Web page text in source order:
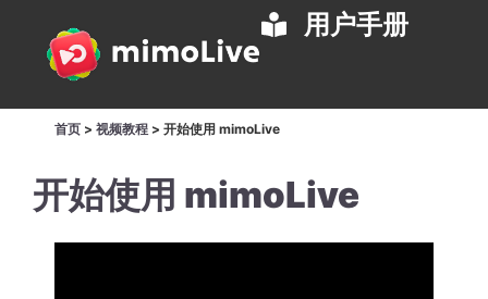
用户手册
首页 > 视频教程 > 开始使用 mimoLive
开始使用 mimoLive